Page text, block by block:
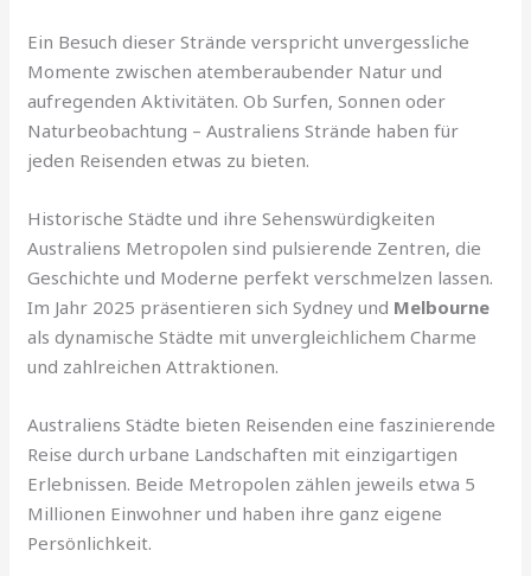
Ein Besuch dieser Strände verspricht unvergessliche
Momente zwischen atemberaubender Natur und
aufregenden Aktivitäten. Ob Surfen, Sonnen oder
Naturbeobachtung – Australiens Strände haben für
jeden Reisenden etwas zu bieten.
Historische Städte und ihre Sehenswürdigkeiten
Australiens Metropolen sind pulsierende Zentren, die
Geschichte und Moderne perfekt verschmelzen lassen.
Im Jahr 2025 präsentieren sich Sydney und Melbourne
als dynamische Städte mit unvergleichlichem Charme
und zahlreichen Attraktionen.
Australiens Städte bieten Reisenden eine faszinierende
Reise durch urbane Landschaften mit einzigartigen
Erlebnissen. Beide Metropolen zählen jeweils etwa 5
Millionen Einwohner und haben ihre ganz eigene
Persönlichkeit.